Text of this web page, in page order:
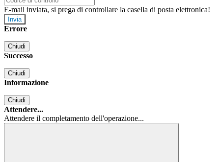
E-mail inviata, si prega di controllare la casella di posta elettronica!
Errore
Chiudi
Successo
Chiudi
Informazione
Chiudi
Attendere...
Attendere il completamento dell'operazione...